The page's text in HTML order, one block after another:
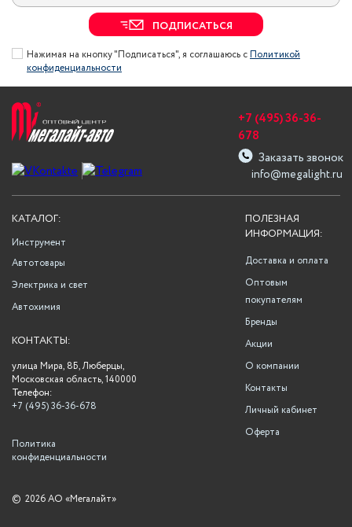
ПОДПИСАТЬСЯ
Нажимая на кнопку "Подписаться", я соглашаюсь сПолитикой
конфиденциальности
info@megalight.ru
+7 (495) 36-36-
678
Заказать звонок
ПОЛЕЗНАЯ
ИНФОРМАЦИЯ:
Доставка и оплата
Оптовым
покупателям
Бренды
Акции
О компании
Контакты
Личный кабинет
Оферта
КАТАЛОГ:
Инструмент
Автотовары
Электрика и свет
Автохимия
КОНТАКТЫ:
улица Мира, 8Б, Люберцы,
Московская область, 140000
Телефон:
+7 (495) 36-36-678
Политика
конфиденциальности
© 2026 АО «Мегалайт»